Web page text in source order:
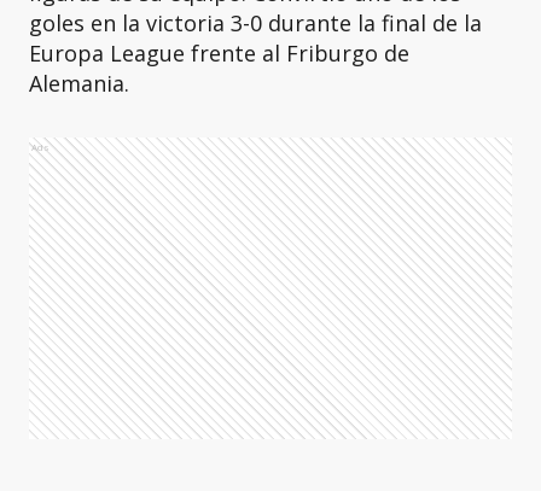
goles en la victoria 3-0 durante la final de la
Europa League frente al Friburgo de
Alemania.
Ads